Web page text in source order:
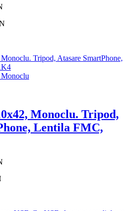
Monoclu. Tripod,
Lentila FMC,